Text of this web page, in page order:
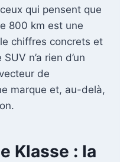
qui pensent que
800 km est une
chiffres concrets et
n’a rien d’un
de
marque et, au-delà,
Klasse : la